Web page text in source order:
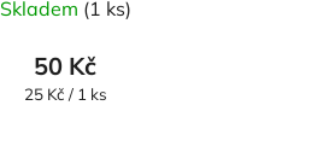
Skladem (1 ks)
50 Kč
Měrná
25 Kč / 1 ks